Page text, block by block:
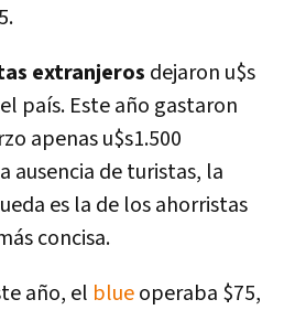
extranjeros dejaron u$s
país. Este año gastaron
apenas u$s1.500
ausencia de turistas, la
es la de los ahorristas
concisa.
año, el blueoperaba $75,